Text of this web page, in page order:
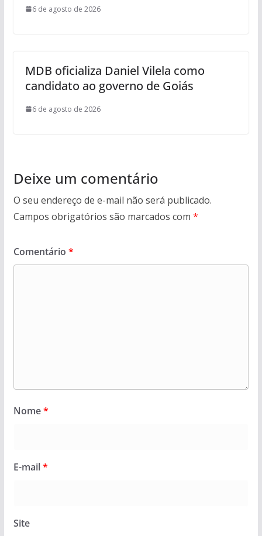
6 de agosto de 2026
MDB oficializa Daniel Vilela como
candidato ao governo de Goiás
6 de agosto de 2026
Deixe um comentário
O seu endereço de e-mail não será publicado.
Campos obrigatórios são marcados com *
Comentário *
Nome*
E-mail*
Site